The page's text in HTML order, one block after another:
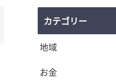
カテゴリー
地域
お金